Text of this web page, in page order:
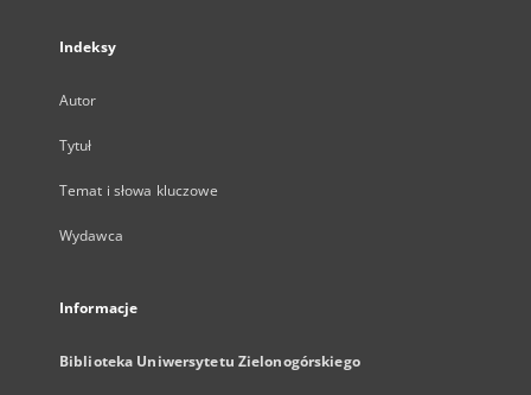
Indeksy
Autor
Tytuł
Temat i słowa kluczowe
Wydawca
Informacje
Biblioteka Uniwersytetu Zielonogórskiego